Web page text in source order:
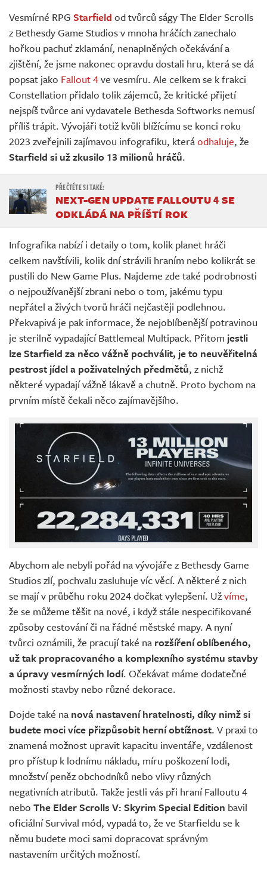
Živě
Vesmírné RPG Starfield od tvůrců ságy The Elder Scrolls
z Bethesdy Game Studios v mnoha hráčích zanechalo
hořkou pachuť zklamání, nenaplněných očekávání a
zjištění, že jsme nakonec opravdu dostali hru, která se dá
popsat jako Fallout 4ve vesmíru. Ale celkem se k frakci
Constellation přidalo tolik zájemců, že kritické přijetí
nejspíš tvůrce ani vydavatele Bethesda Softworks nemusí
příliš trápit. Vývojáři totiž kvůli blížícímu se konci roku
2023 zveřejnili zajímavou infografiku, kteráodhaluje, že
Starfield si už zkusilo 13 milionů hráčů.
NEXT-GEN UPDATE FALLOUTU 4 SE
ODKLÁDÁ NA PŘÍŠTÍ ROK
Infografika nabízí i detaily o tom, kolik planet hráči
celkem navštívili, kolik dní strávili hraním nebo kolikrát se
pustili do New Game Plus. Najdeme zde také podrobnosti
o nejpoužívanější zbrani nebo o tom, jakému typu
nepřátel a živých tvorů hráči nejčastěji podlehnou.
Překvapivá je pak informace, že nejoblíbenější potravinou
je sterilně vypadající Battlemeal Multipack. Přitom jestli
lze Starfield za něco vážně pochválit, je to neuvěřitelná
pestrost jídel a poživatelných předmětů, z nichž
některé vypadají vážně lákavě a chutně. Proto bychom na
prvním místě čekali něco zajímavějšího.
Abychom ale nebyli pořád na vývojáře z Bethesdy Game
Studios zlí, pochvalu zasluhuje víc věcí. A některé z nich
se mají v průběhu roku 2024 dočkat vylepšení. Užvíme,
že se můžeme těšit na nové, i když stále nespecifikované
způsoby cestování či na řádné městské mapy. A nyní
tvůrci oznámili, že pracují také na rozšíření oblíbeného,
už tak propracovaného a komplexního systému stavby
a úpravy vesmírných lodí. Očekávat máme dodatečné
možnosti stavby nebo různé dekorace.
Dojde také na nová nastavení hratelnosti, díky nimž si
budete moci více přizpůsobit herní obtížnost. V praxi to
znamená možnost upravit kapacitu inventáře, vzdálenost
pro přístup k lodnímu nákladu, míru poškození lodi,
množství peněz obchodníků nebo vlivy různých
negativních atributů. Takže jestli vás při hraní Falloutu 4
nebo The Elder Scrolls V: Skyrim Special Edition bavil
oficiální Survival mód, vypadá to, že ve Starfieldu se k
němu budete moci sami dopracovat správným
nastavením určitých možností.